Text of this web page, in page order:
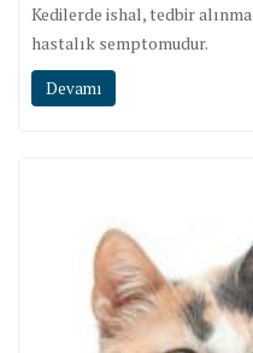
Kedilerde ishal, tedbir
hastalık semptomudur.
Devamı